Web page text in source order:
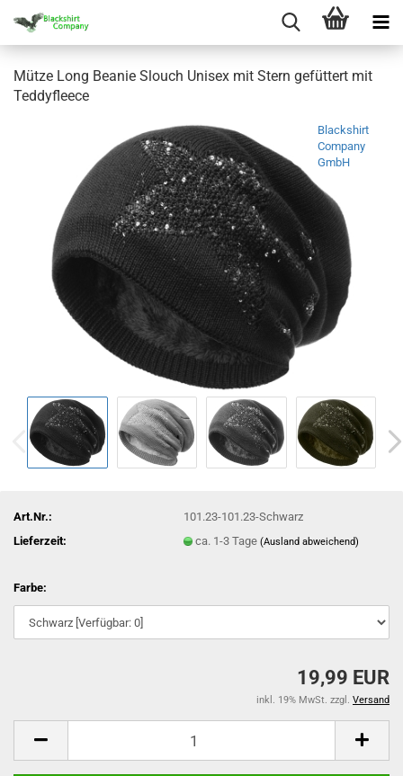
Mütze Long Beanie Slouch Unisex mit Stern gefüttert mit
Teddyfleece
Blackshirt
Company
GmbH
Art.Nr.:
101.23-101.23-Schwarz
Lieferzeit:
ca. 1-3 Tage(Ausland abweichend)
Farbe:
19,99 EUR
inkl. 19% MwSt. zzgl. Versand